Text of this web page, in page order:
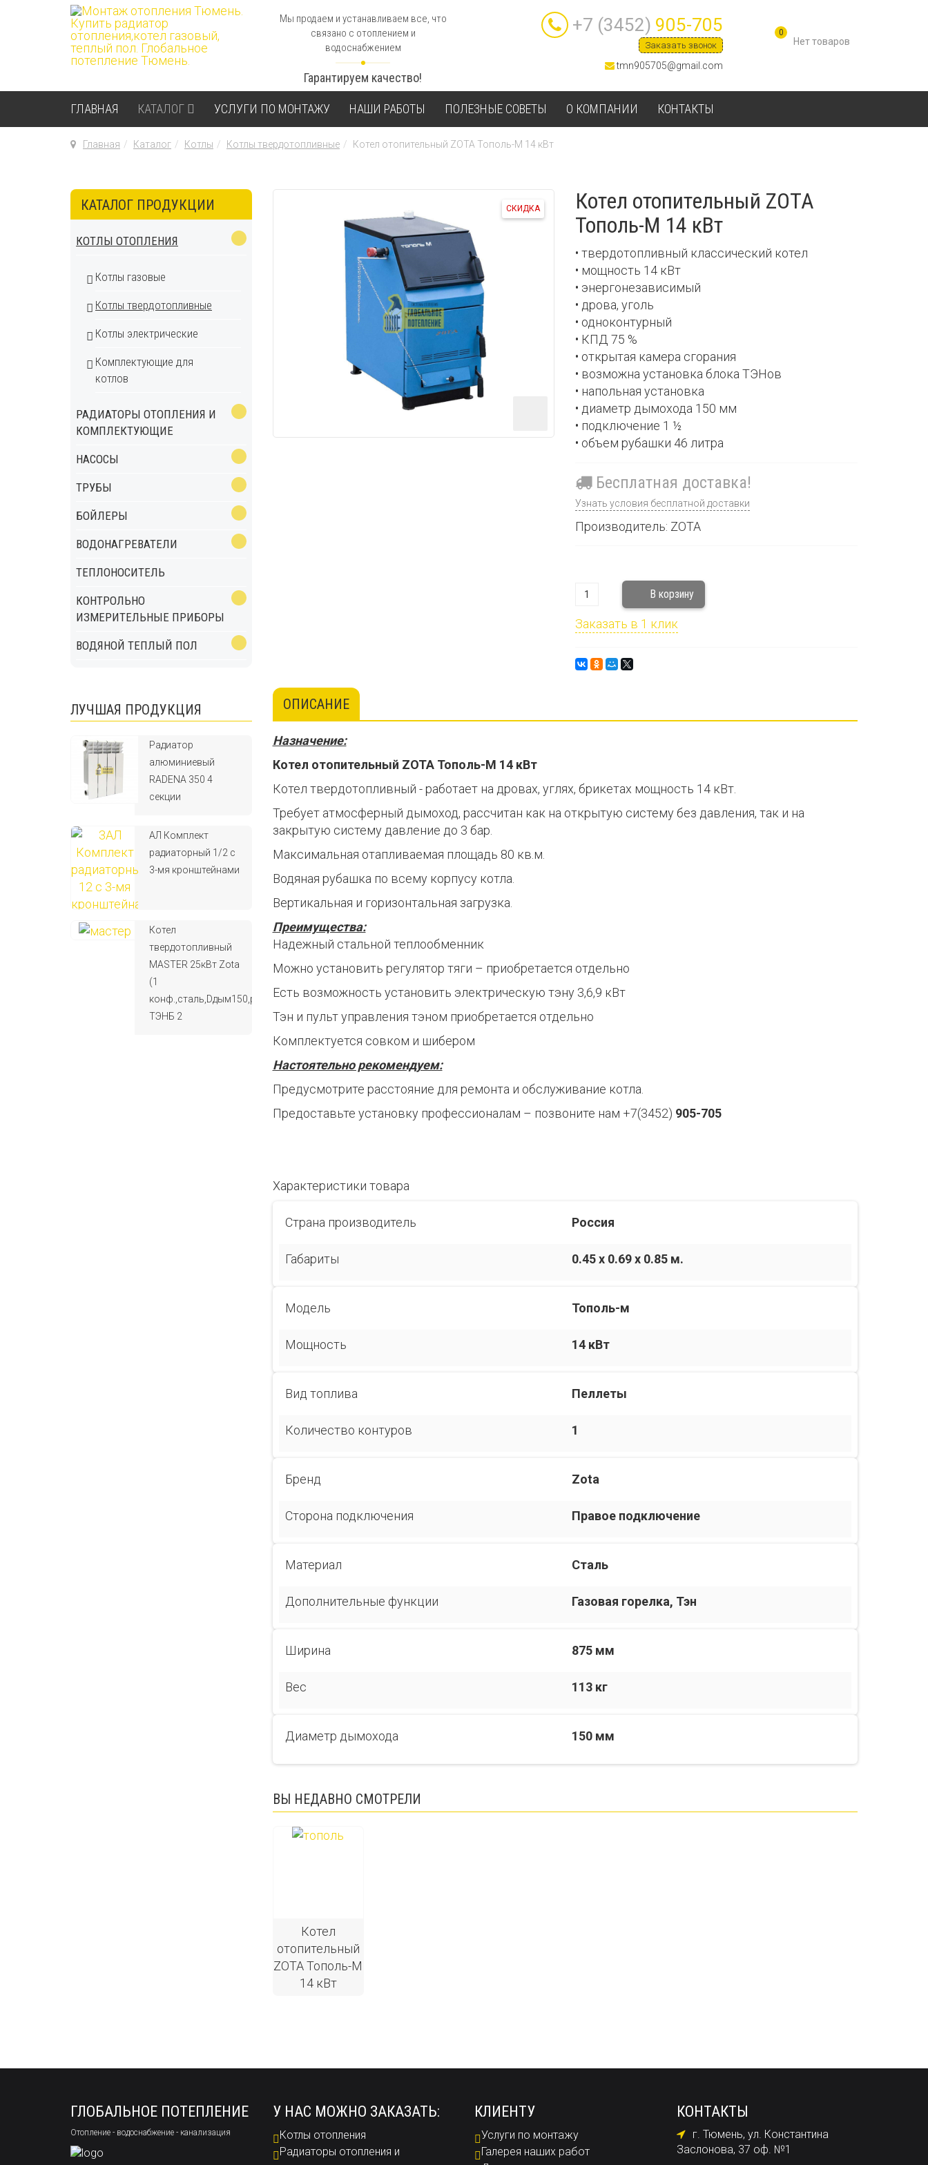
Мы продаем и устанавливаем все, что
связано с отоплением и
водоснабжением
Гарантируем качество!
+7 (3452) 905-705
Заказать звонок
tmn905705@gmail.com
0
ГЛАВНАЯ КАТАЛОГ УСЛУГИ ПО МОНТАЖУ НАШИ РАБОТЫ ПОЛЕЗНЫЕ СОВЕТЫ О КОМПАНИИ КОНТАКТЫ
Главная Каталог Котлы Котлы твердотопливные Котел отопительный ZOTA Тополь-М 14 кВт
СКИДКА
Котел отопительный ZOTA
Тополь-М 14 кВт
• твердотопливный классический котел
• мощность 14 кВт
• энергонезависимый
• дрова, уголь
• одноконтурный
• КПД 75 %
• открытая камера сгорания
• возможна установка блока ТЭНов
• напольная установка
• диаметр дымохода 150 мм
• подключение 1 ½
• объем рубашки 46 литра
Бесплатная доставка!
Узнать условия бесплатной доставки
Производитель: ZOTA
Заказать в 1 клик
ОПИСАНИЕ
Назначение:
Котел отопительный ZOTA Тополь-М 14 кВт
Котел твердотопливный - работает на дровах, углях, брикетах мощность 14 кВт.
Требует атмосферный дымоход, рассчитан как на открытую систему без давления, так и на
закрытую систему давление до 3 бар.
Максимальная отапливаемая площадь 80 кв.м.
Водяная рубашка по всему корпусу котла.
Вертикальная и горизонтальная загрузка.
Преимущества:
Надежный стальной теплообменник
Можно установить регулятор тяги – приобретается отдельно
Есть возможность установить электрическую тэну 3,6,9 кВт
Тэн и пульт управления тэном приобретается отдельно
Комплектуется совком и шибером
Настоятельно рекомендуем:
Предусмотрите расстояние для ремонта и обслуживание котла.
Предоставьте установку профессионалам – позвоните нам +7(3452) 905-705
Характеристики товара
Страна производитель Россия
Габариты 0.45 x 0.69 x 0.85 м.
Модель Тополь-м
Мощность 14 кВт
Вид топлива Пеллеты
Количество контуров 1
Бренд Zota
Сторона подключения Правое подключение
Материал Сталь
Дополнительные функции Газовая горелка, Тэн
Ширина 875 мм
Вес 113 кг
Диаметр дымохода 150 мм
ВЫ НЕДАВНО СМОТРЕЛИ
Котел
отопительный
ZOTA Тополь-М
14 кВт
КАТАЛОГ ПРОДУКЦИИ
КОТЛЫ ОТОПЛЕНИЯ
Котлы газовые
Котлы твердотопливные
Котлы электрические
Комплектующие для
котлов
РАДИАТОРЫ ОТОПЛЕНИЯ И
КОМПЛЕКТУЮЩИЕ
НАСОСЫ
ТРУБЫ
БОЙЛЕРЫ
ВОДОНАГРЕВАТЕЛИ
ТЕПЛОНОСИТЕЛЬ
КОНТРОЛЬНО
ИЗМЕРИТЕЛЬНЫЕ ПРИБОРЫ
ВОДЯНОЙ ТЕПЛЫЙ ПОЛ
ЛУЧШАЯ ПРОДУКЦИЯ
Радиатор
алюминиевый
RADENA 350 4
секции
АЛ Комплект
радиаторный 1/2 с
3-мя кронштейнами
Котел
твердотопливный
MASTER 25кВт Zota
(1
конф.,сталь,Dдым150,резьба.п/
ТЭНБ 2
ГЛОБАЛЬНОЕ ПОТЕПЛЕНИЕ
Отопление - водоснабжение - канализация
У НАС МОЖНО ЗАКАЗАТЬ:
Котлы отопления
Радиаторы отопления и
КЛИЕНТУ
Услуги по монтажу
Галерея наших работ
КОНТАКТЫ
г. Тюмень, ул. Константина
Заслонова, 37 оф. №1